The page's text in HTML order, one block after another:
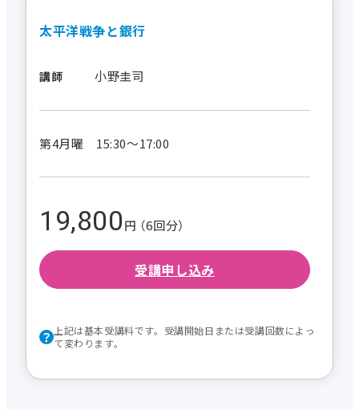
太平洋戦争と銀行
講師 小野圭司
第4月曜 15:30～17:00
19,800円 （6回分）
受講申し込み
上記は基本受講料です。受講開始日または受講回数によっ
て変わります。